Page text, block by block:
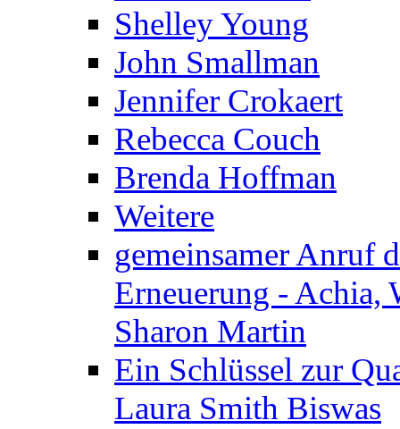
Shelley Young
John Smallman
Jennifer Crokaert
Rebecca Couch
Brenda Hoffman
Weitere
gemeinsamer Anruf
Erneuerung - Achia,
Sharon Martin
Ein Schlüssel zur
Laura Smith Biswas